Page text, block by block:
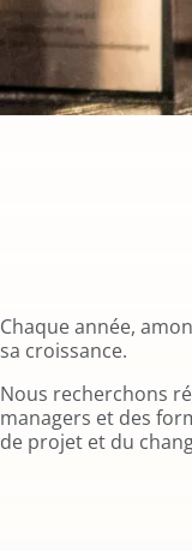
Chaque année,
sa croissance.
Nous recherchons
managers et des
de projet et du